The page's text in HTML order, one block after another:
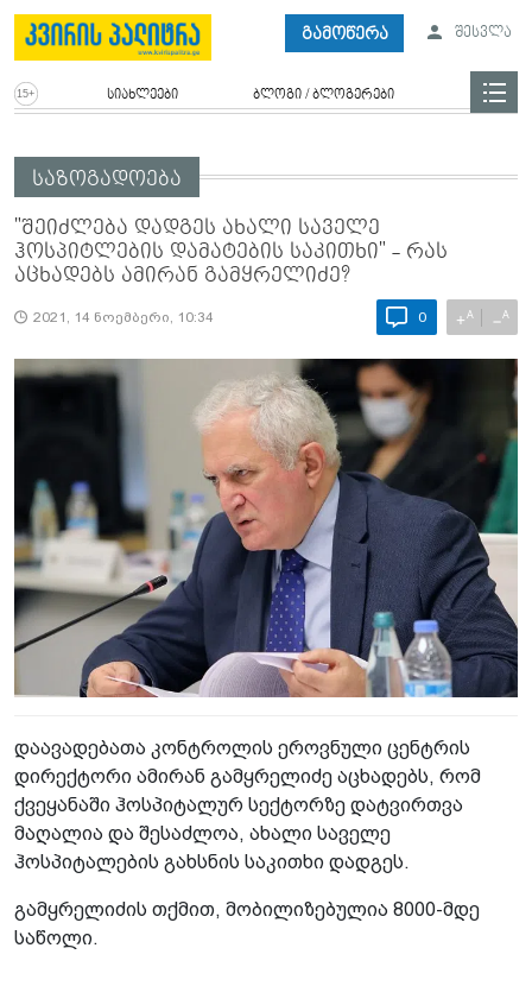
გამოწერა შესვლა
სიახლეები ბლოგი / ბლოგერები
საზოგადოება
"შეიძლება დადგეს ახალი საველე
ჰოსპიტლების დამატების საკითხი" - რას
აცხადებს ამირან გამყრელიძე?
2021, 14 ნოემბერი, 10:34 0 +A −A
დაავადებათა კონტროლის ეროვნული ცენტრის
დირექტორი ამირან გამყრელიძე აცხადებს, რომ
ქვეყანაში ჰოსპიტალურ სექტორზე დატვირთვა
მაღალია და შესაძლოა, ახალი საველე
ჰოსპიტალების გახსნის საკითხი დადგეს.
გამყრელიძის თქმით, მობილიზებულია 8000-მდე
საწოლი.